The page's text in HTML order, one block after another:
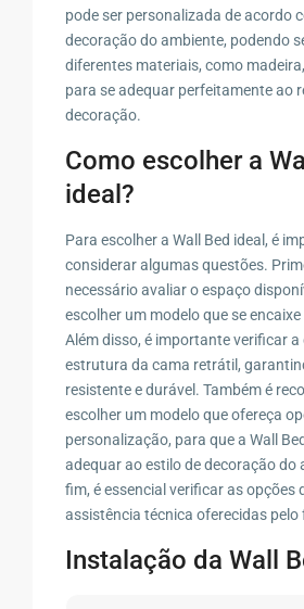
pode ser personalizada de acordo
decoração do ambiente, podendo
diferentes materiais, como
para se adequar perfeitamente ao
decoração.
Como escolher a
ideal?
Para escolher a Wall Bed ideal, é
considerar algumas questões.
necessário avaliar o espaço
escolher um modelo que se
Além disso, é importante verificar a
estrutura da cama retrátil,
resistente e durável. Também é
escolher um modelo que ofereça
personalização, para que a Wall
adequar ao estilo de decoração do
fim, é essencial verificar as opções
assistência técnica oferecidas pelo
Instalação da Wall